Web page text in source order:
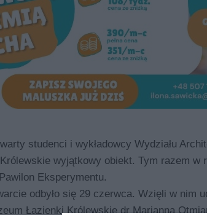
studenci i wykładowcy Wydziału
wyjątkowy obiekt. Tym razem w
Eksperymentu.
odbyło się 29 czerwca. Wzięli w nim
Łazienki Królewskie dr Marianna